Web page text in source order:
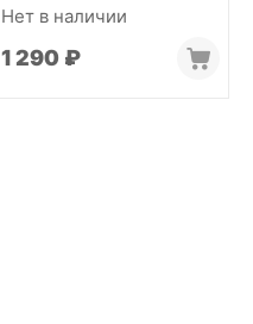
Нет в наличии
1 290 ₽